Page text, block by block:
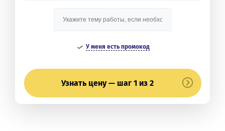
У меня есть промокод
Узнать цену — шаг 1 из 2